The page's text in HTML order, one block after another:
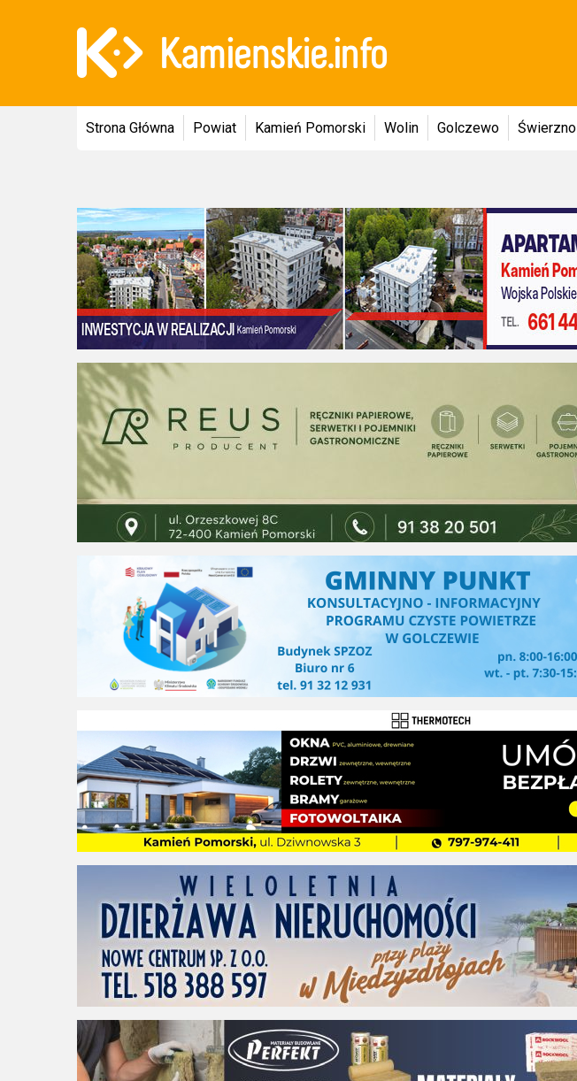
Strona Główna Powiat Kamień Pomorski Wolin Golczewo Świerzno